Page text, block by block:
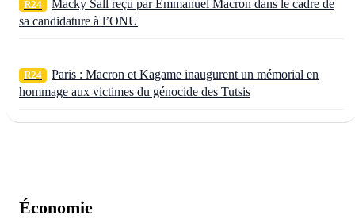
R24
Macky Sall reçu par Emmanuel Macron dans le cadre de
sa candidature à l’ONU
R24
Paris : Macron et Kagame inaugurent un mémorial en
hommage aux victimes du génocide des Tutsis
Économie